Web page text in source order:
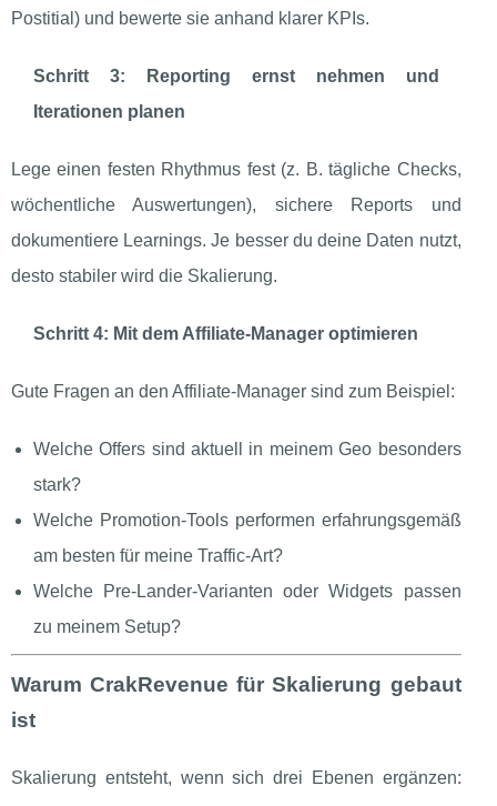
Postitial) und bewerte sie anhand klarer KPIs.
Schritt 3: Reporting ernst nehmen und
Iterationen planen
Lege einen festen Rhythmus fest (z. B. tägliche Checks,
wöchentliche Auswertungen), sichere Reports und
dokumentiere Learnings. Je besser du deine Daten nutzt,
desto stabiler wird die Skalierung.
Schritt 4: Mit dem Affiliate‑Manager optimieren
Gute Fragen an den Affiliate‑Manager sind zum Beispiel:
Welche Offers sind aktuell in meinem Geo besonders
stark?
Welche Promotion‑Tools performen erfahrungsgemäß
am besten für meine Traffic‑Art?
Welche Pre‑Lander‑Varianten oder Widgets passen
zu meinem Setup?
Warum CrakRevenue für Skalierung gebaut
ist
Skalierung entsteht, wenn sich drei Ebenen ergänzen: